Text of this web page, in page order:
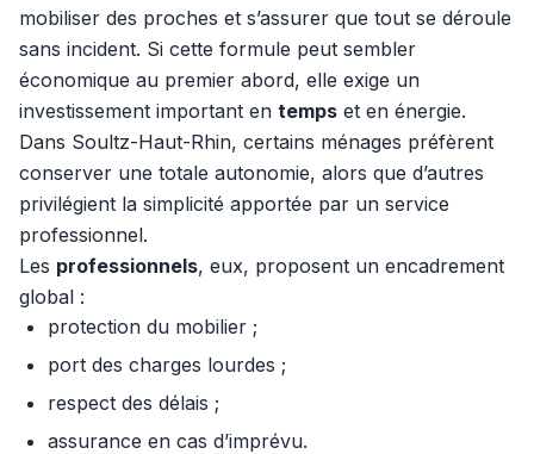
mobiliser des proches et s’assurer que tout se déroule
sans incident. Si cette formule peut sembler
économique au premier abord, elle exige un
investissement important en temps et en énergie.
Dans Soultz-Haut-Rhin, certains ménages préfèrent
conserver une totale autonomie, alors que d’autres
privilégient la simplicité apportée par un service
professionnel.
Les professionnels, eux, proposent un encadrement
global :
protection du mobilier ;
port des charges lourdes ;
respect des délais ;
assurance en cas d’imprévu.